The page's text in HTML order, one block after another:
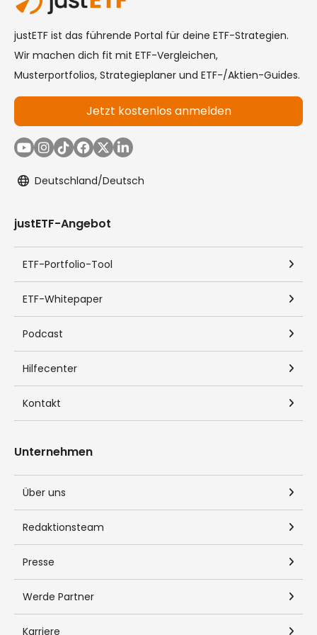
Haftung:
Gesundheit, nach dem Produkthaftungsgesetz oder im Falle
von Vorsatz und grober Fahrlässigkeit. Ferner haftet der
Ersteller für die fahrlässige Verletzung von Pflichten, deren
Erfüllung die ordnungsgemäße Durchführung des Vertrags
des Vertragszwecks gefährdet und auf deren Einhaltung Sie
regelmäßig vertrauen dürfen. Im Übrigen ist die Haftung
ausgeschlossen.
Jede Investition an den Finanzmärkten ist mit Risiken
verbunden, die bis zum Totalverlust des eingesetzten Kapitals
Nutzer in eigener Verantwortung und auf eigenes Risiko. Es
wird dringend empfohlen, vor jeder Investitionsentscheidung
eigene Recherchen durchzuführen oder professionellen Rat
bei zertifizierten Finanzberatern einzuholen. Die Angaben
stellen keine Prognose oder Garantie für die Zukunft dar.
Hinweis zur Darstellung:
Datenstand der Auswahl: 01/2026.